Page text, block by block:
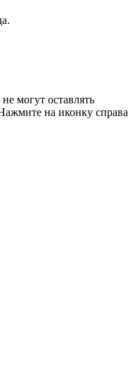
могут оставлять
на иконку справа